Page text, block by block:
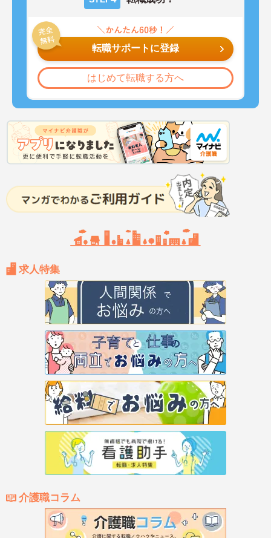
転職サポートに登録
はじめて転職する方へ
求人特集
介護職コラム